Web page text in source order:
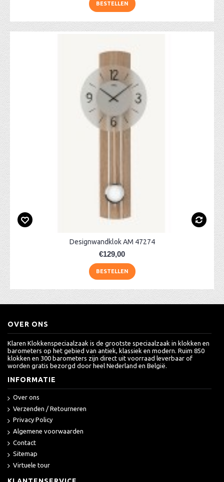
BESTELLEN
Designwandklok AM 47274
€129,00
BESTELLEN
OVER ONS
Klaren Klokkenspeciaalzaak is de grootste speciaalzaak in klokken en
barometers op het gebied van antiek, klassiek en modern. Ruim 850
klokken en 300 barometers zijn direct uit voorraad leverbaar of
worden gratis bezorgd door heel Nederland en België.
INFORMATIE
Over ons
Verzenden / Retourneren
Privacy Policy
Algemene voorwaarden
Contact
Sitemap
Virtuele tour